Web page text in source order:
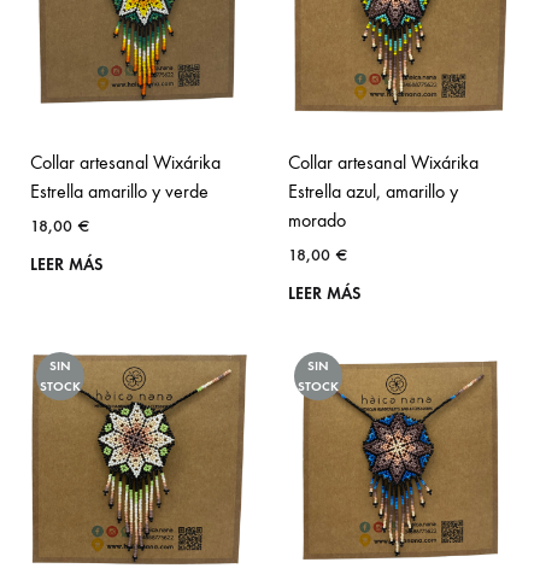
Collar artesanal Wixárika
Estrella amarillo y verde
18,00 €
LEER MÁS
Collar artesanal Wixárika
Estrella azul, amarillo y
morado
18,00 €
LEER MÁS
SIN
STOCK
SIN
STOCK